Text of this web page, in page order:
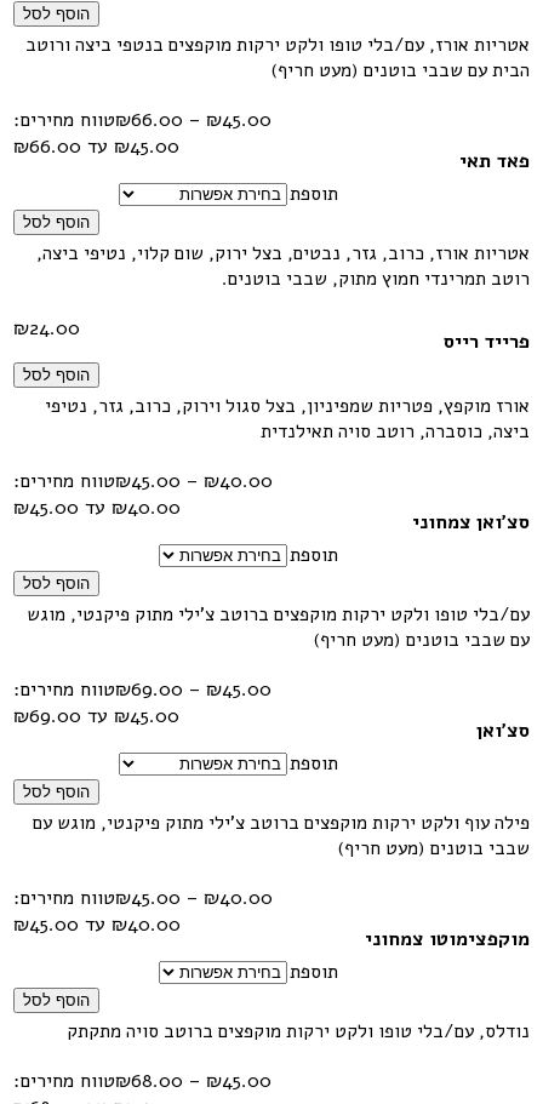
הוסף לסל
אטריות אורז, עם/בלי טופו ולקט ירקות מוקפצים בנטפי ביצה ורוטב
הבית עם שבבי בוטנים (מעט חריף)
פאד תאי
₪45.00
–
₪66.00
טווח מחירים:
תוספת
הוסף לסל
אטריות אורז, כרוב, גזר, נבטים, בצל ירוק, שום קלוי, נטיפי ביצה,
רוטב תמרינדי חמוץ מתוק, שבבי בוטנים.
פרייד רייס ₪24.00
הוסף לסל
אורז מוקפץ, פטריות שמפיניון, בצל סגול וירוק, כרוב, גזר, נטיפי
ביצה, כוסברה, רוטב סויה תאילנדית
סצ'ואן צמחוני
₪40.00
–
₪45.00
טווח מחירים:
תוספת
הוסף לסל
עם/בלי טופו ולקט ירקות מוקפצים ברוטב צ'ילי מתוק פיקנטי, מוגש
עם שבבי בוטנים (מעט חריף)
סצ'ואן
₪45.00
–
₪69.00
טווח מחירים:
תוספת
הוסף לסל
פילה עוף ולקט ירקות מוקפצים ברוטב צ'ילי מתוק פיקנטי, מוגש עם
שבבי בוטנים (מעט חריף)
מוקפצימוטו צמחוני
₪40.00
–
₪45.00
טווח מחירים:
תוספת
הוסף לסל
נודלס, עם/בלי טופו ולקט ירקות מוקפצים ברוטב סויה מתקתק
₪45.00
–
₪68.00
טווח מחירים: